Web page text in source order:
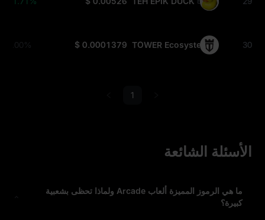
30
TOWER Ecosystem TOWER
$ 0.0001379
0.00%
1
الأسئلة الشائعة
ما هي الرموز المميزة ألعاب Arcade ولماذا تحظى بشعبية
كبيرة؟